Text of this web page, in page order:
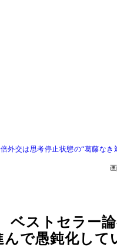
交は思考停止状態の“葛藤なき
ベストセラー
で愚鈍化して